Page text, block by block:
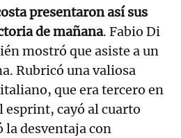
presentaron así sus
de mañana. Fabio Di
mostró que asiste a un
Rubricó una valiosa
que era tercero en
esprint, cayó al cuarto
la desventaja con